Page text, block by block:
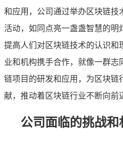
和应用，公司通过举办区块链技
活动，如同点亮一盏盏智慧的明
提高人们对区块链技术的认识和
业和机构携手合作，就像一群
链项目的研发和应用，为区块链
献，推动着区块链行业不断向前
公司面临的挑战和